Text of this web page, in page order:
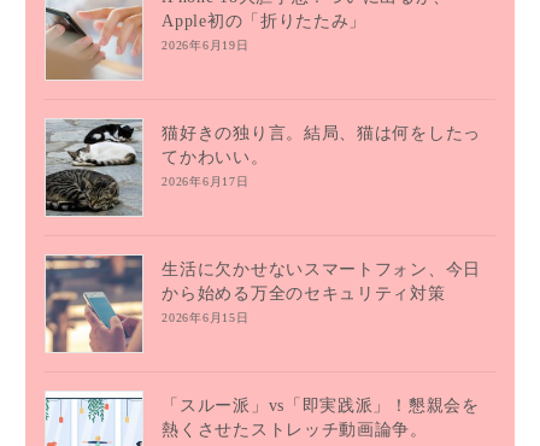
Apple初の「折りたたみ」
2026年6月19日
猫好きの独り言。結局、猫は何をしたっ
てかわいい。
2026年6月17日
生活に欠かせないスマートフォン、今日
から始める万全のセキュリティ対策
2026年6月15日
「スルー派」vs「即実践派」！懇親会を
熱くさせたストレッチ動画論争。